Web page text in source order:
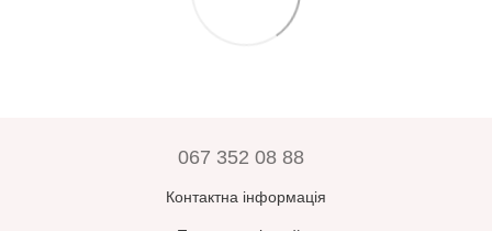
067 352 08 88
Контактна інформація